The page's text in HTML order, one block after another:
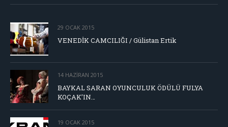
29 OCAK 2015
VENEDİK CAMCILIĞI / Gülistan Ertik
14 HAZIRAN 2015
BAYKAL SARAN OYUNCULUK ÖDÜLÜ FULYA
KOÇAK’IN…
19 OCAK 2015